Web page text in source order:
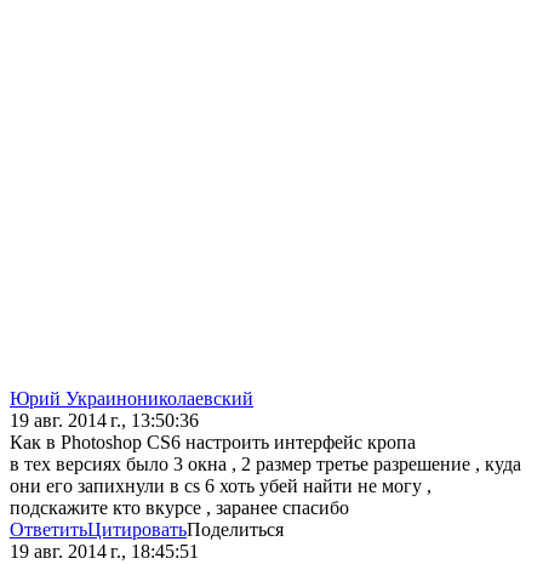
Юрий Украинониколаевский
19 авг. 2014 г., 13:50:36
Как в Photoshop CS6 настроить интерфейс кропа
в тех версиях было 3 окна , 2 размер третье разрешение , куда
они его запихнули в cs 6 хоть убей найти не могу ,
подскажите кто вкурсе , заранее спасибо
ОтветитьЦитироватьПоделиться
19 авг. 2014 г., 18:45:51